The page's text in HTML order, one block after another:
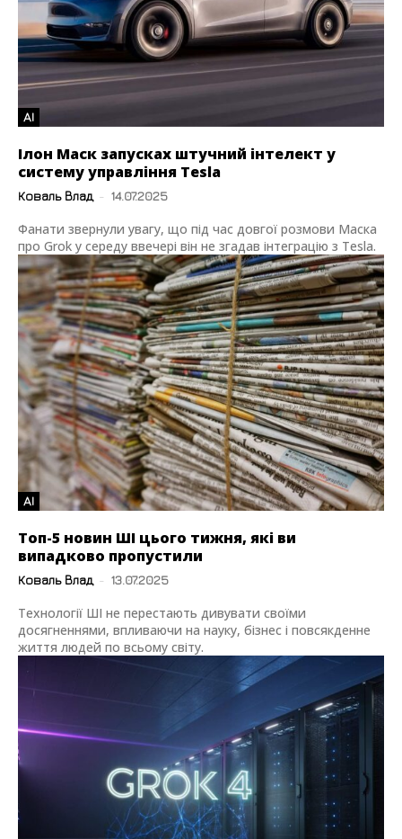
AI
Ілон Маск запусках штучний інтелект у
систему управління Tesla
Коваль Влад - 14.07.2025
Фанати звернули увагу, що під час довгої розмови Маска
про Grok у середу ввечері він не згадав інтеграцію з Tesla.
AI
Топ-5 новин ШІ цього тижня, які ви
випадково пропустили
Коваль Влад - 13.07.2025
Технології ШІ не перестають дивувати своїми
досягненнями, впливаючи на науку, бізнес і повсякденне
життя людей по всьому світу.